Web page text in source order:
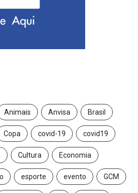
Animais Anvisa Brasil
Copa covid-19 covid19
Cultura Economia
esporte evento GCM